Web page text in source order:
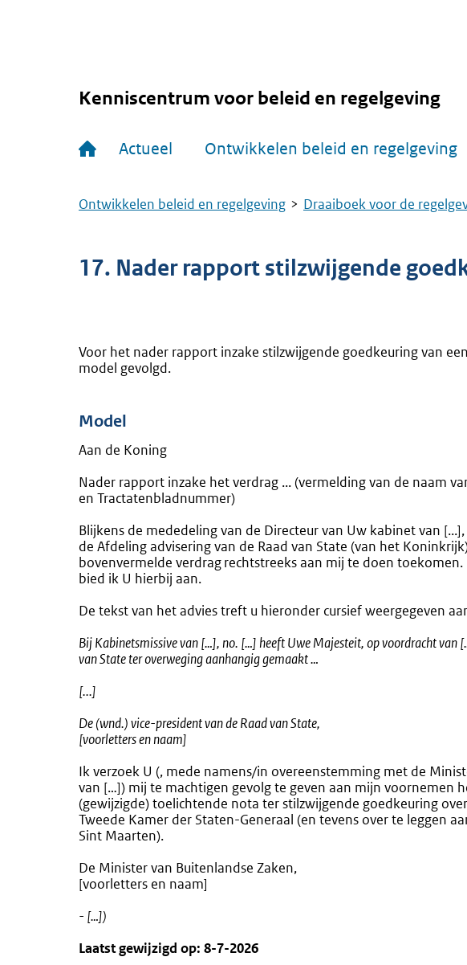
Kenniscentrum voor beleid en regelgeving
Actueel Ontwikkelen beleid en regelgeving
Kruimelpad
Ontwikkelen beleid en regelgeving Draaiboek voor de
17. Nader rapport stilzwijgende
Voor het nader rapport inzake stilzwijgende goedkeuring van
model gevolgd.
Model
Aan de Koning
Nader rapport inzake het verdrag ... (vermelding van de naam
en Tractatenbladnummer)
Blijkens de mededeling van de Directeur van Uw kabinet van
de Afdeling advisering van de Raad van State (van het
bovenvermelde verdragrechtstreeks aan mij te doen toekomen.
bied ik U hierbij aan.
De tekst van het advies treft u hieronder cursief weergegeven
Bij Kabinetsmissive van […], no. […] heeft Uwe Majesteit, op voordracht van
van State ter overweging aanhangig gemaakt …
[...]
De (wnd.) vice-president van de Raad van State,
[voorletters en naam]
Ik verzoek U (, mede namens/in overeenstemming met de
van […]) mij te machtigen gevolg te geven aan mijn voornemen
(gewijzigde) toelichtende nota ter stilzwijgende goedkeuring
Tweede Kamer der Staten-Generaal (en tevens over te leggen
Sint Maarten).
De Minister van Buitenlandse Zaken,
[voorletters en naam]
- […])
Laatst gewijzigd op: 8-7-2026